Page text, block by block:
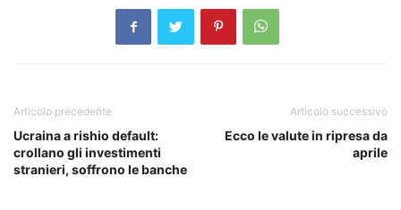
Articolo precedente
Ucraina a rishio default:
crollano gli investimenti
stranieri, soffrono le banche
Articolo successivo
Ecco le valute in ripresa da
aprile